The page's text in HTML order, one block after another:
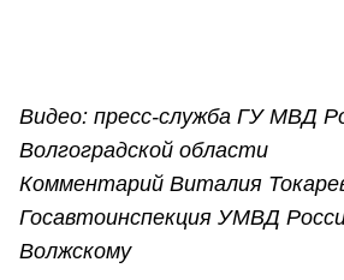
Видео: пресс-служба ГУ МВД
Волгоградской области
Комментарий Виталия
Госавтоинспекция УМВД
Волжскому